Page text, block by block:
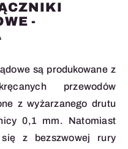
-
są produkowane z
przewodów
z wyżarzanego drutu
0,1 mm. Natomiast
się z bezszwowej rury